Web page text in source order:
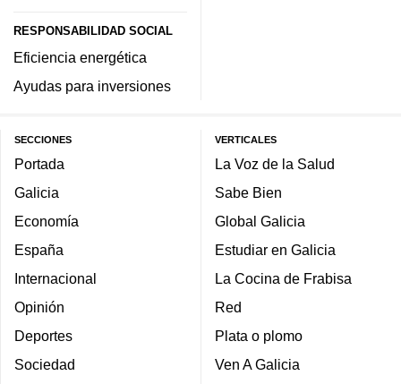
RESPONSABILIDAD SOCIAL
Eficiencia energética
Ayudas para inversiones
SECCIONES
Portada
Galicia
Economía
España
Internacional
Opinión
Deportes
Sociedad
VERTICALES
La Voz de la Salud
Sabe Bien
Global Galicia
Estudiar en Galicia
La Cocina de Frabisa
Red
Plata o plomo
Ven A Galicia